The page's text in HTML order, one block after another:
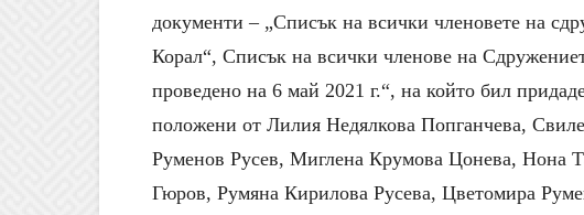
документи – „Списък на всички членовете на
Корал“, Списък на всички членове на
проведено на 6 май 2021 г.“, на който бил
положени от Лилия Недялкова Попганчева,
Руменов Русев, Миглена Крумова Цонева, Нона
Гюров, Румяна Кирилова Русева, Цветомира